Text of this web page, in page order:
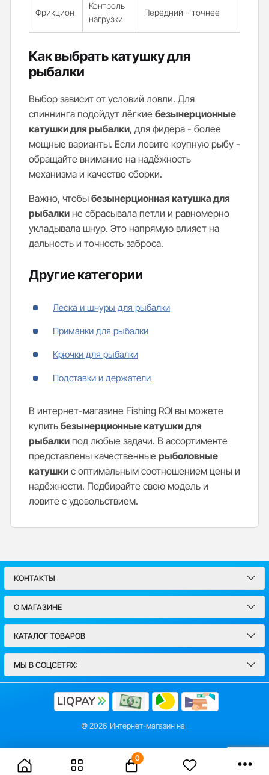
Фрикцион
Контроль
нагрузки
Передний - точнее
Как выбрать катушку для
рыбалки
Выбор зависит от условий ловли. Для
спиннинга подойдут лёгкие безынерционные
катушки для рыбалки, для фидера - более
мощные варианты. Если ловите крупную рыбу -
обращайте внимание на надёжность
механизма и качество сборки.
Важно, чтобы безынерционная катушка для
рыбалки не сбрасывала петли и равномерно
укладывала шнур. Это напрямую влияет на
дальность и точность заброса.
Другие категории
Леска и шнуры для рыбалки
Приманки для рыбалки
Крючки для рыбалки
Подставки и держатели
В интернет-магазине Fishing ROI вы можете
купить безынерционные катушки для
рыбалки под любые задачи. В ассортименте
представлены качественные рыболовные
катушки с оптимальным соотношением цены и
надёжности. Подбирайте свою модель и
ловите с удовольствием.
КОНТАКТЫ
О МАГАЗИНЕ
КАТАЛОГ ТОВАРОВ
МЫ В СОЦСЕТЯХ:
© 2026 Интернет-магазин на
0